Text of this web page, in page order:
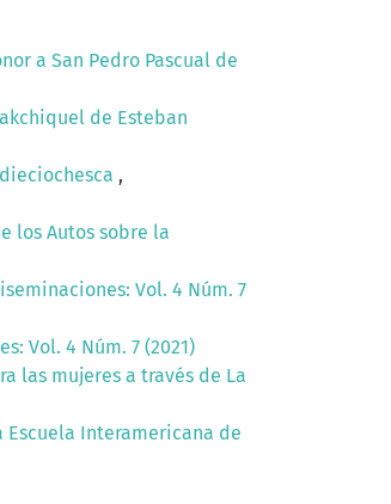
a San Pedro Pascual de
de Esteban
,
los Autos sobre la
Vol. 4 Núm. 7
Vol. 4 Núm. 7 (2021)
las mujeres a través de La
Interamericana de